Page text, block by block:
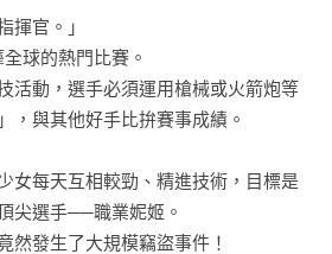
揮官。」
球的熱門比賽。
活動，選手必須運用槍械或火箭炮等
，與其他好手比拚賽事成績。
女每天互相較勁、精進技術，目標是
尖選手──職業妮姬。
然發生了大規模竊盜事件！